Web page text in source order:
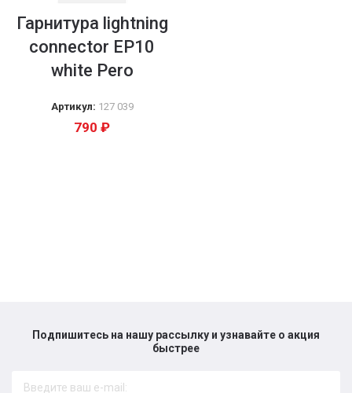
Гарнитура lightning
connector EP10
white Pero
Артикул: 127 039
790 ₽
Подпишитесь на нашу рассылку и узнавайте о акция
быстрее​